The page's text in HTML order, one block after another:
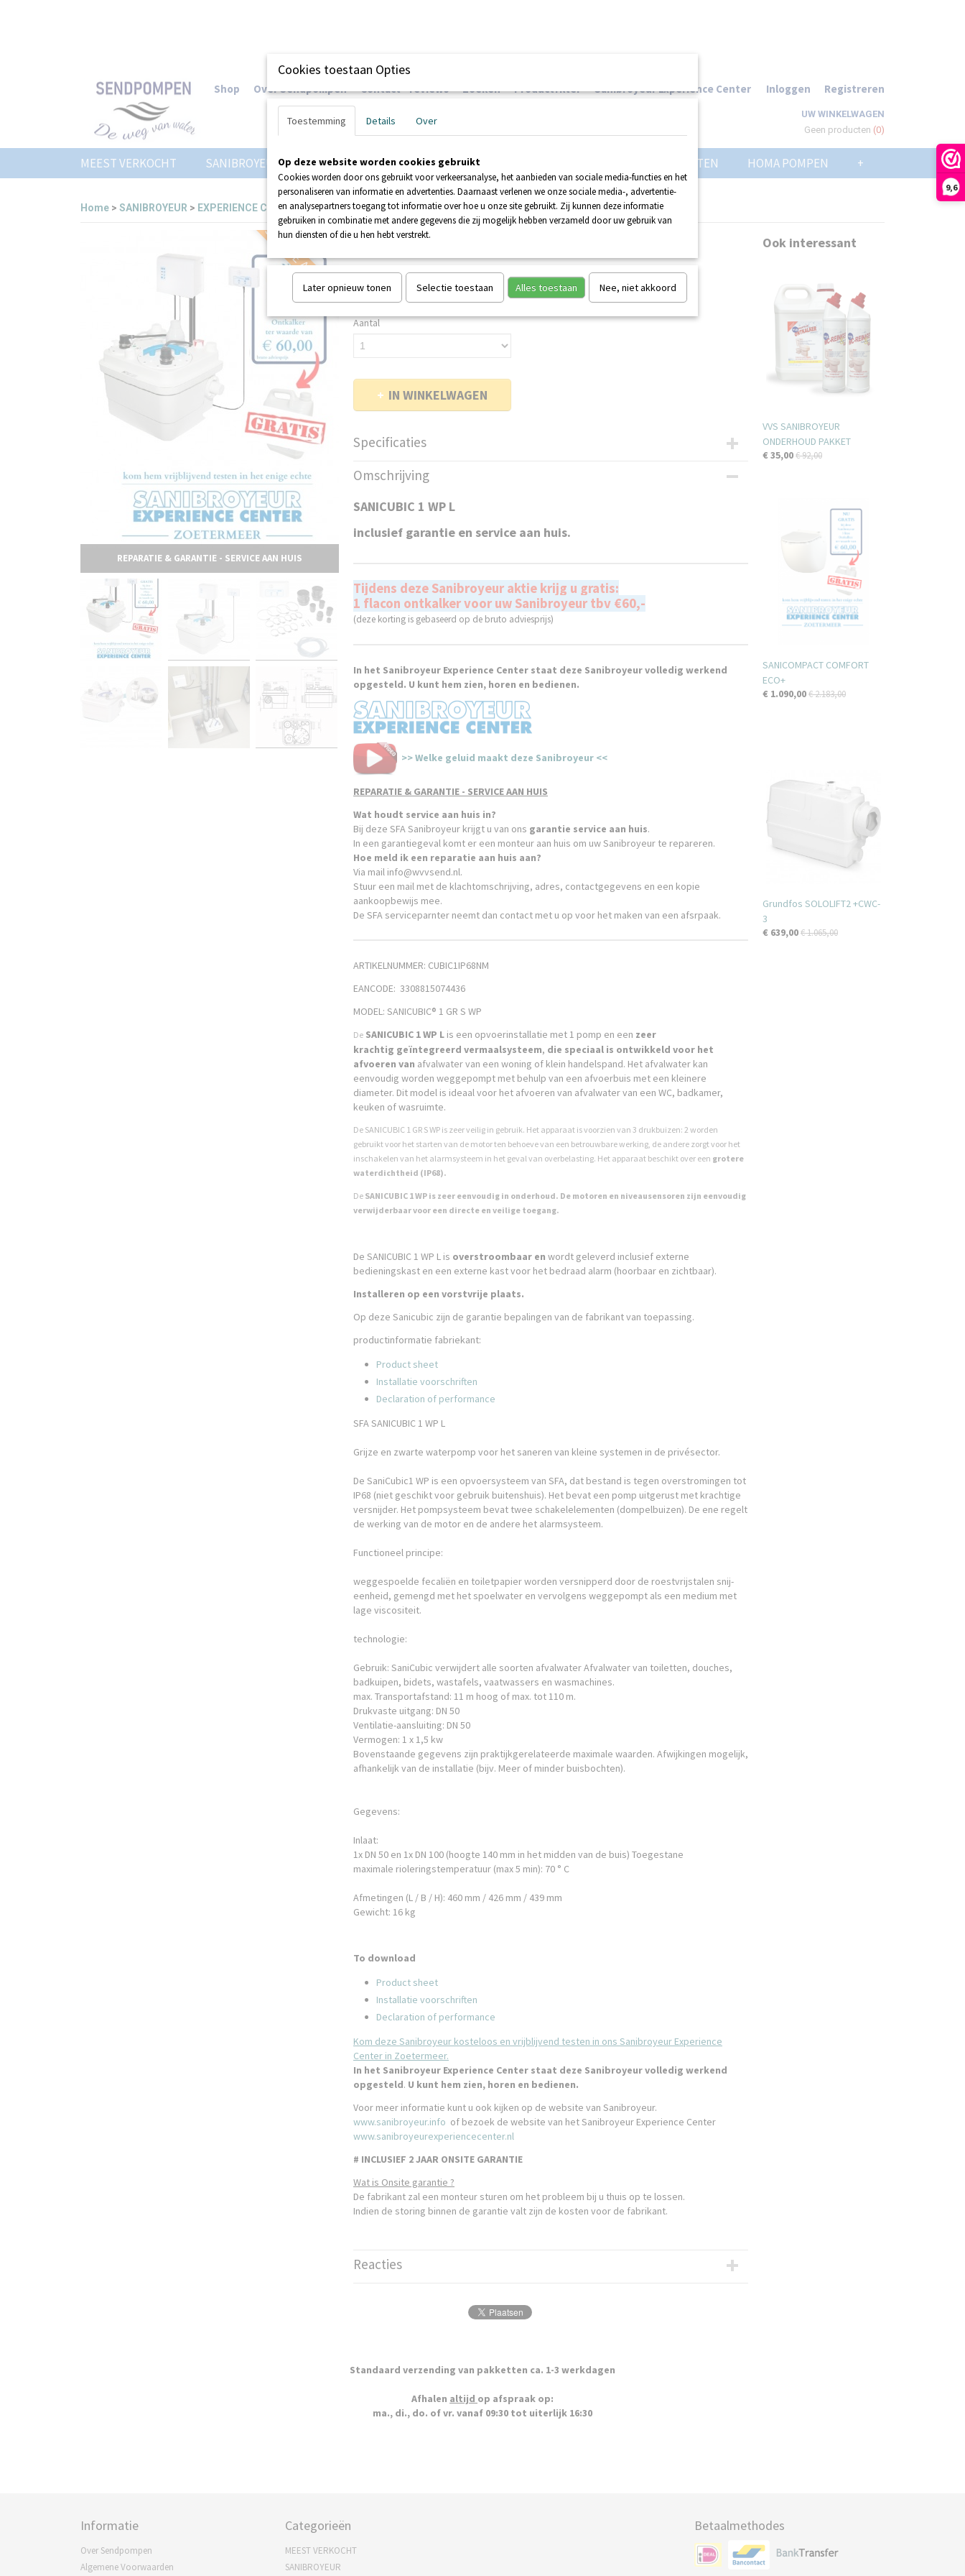
9,6
Shop Over Sendpompen Contact - reviews Zoeken Productfilter Sanibroyeur Experience Center Inloggen Registreren
UW WINKELWAGEN
Geen producten (0)
MEEST VERKOCHT SANIBROYEUR ZEHNDER POMPEN BOOSTERPOMPEN POMPPUTTEN HOMA POMPEN +
Home > SANIBROYEUR > EXPERIENCE CENTER>SANICUBIC 1 WP L
REPARATIE & GARANTIE - SERVICE AAN HUIS
SERVICE AAN HUIS SANICUBIC 1 WP L
€ 1497,50 (inclusief btw 21%)
Levertijd 3-6 werkdagen
Aantal
IN WINKELWAGEN
Specificaties
Productcode
EAN code
Netto gewicht
Omschrijving
SANICUBIC 1 WP L
inclusief garantie en service aan huis.
Tijdens deze Sanibroyeur aktie krijg u gratis:
1 flacon ontkalker voor uw Sanibroyeur tbv €60,-
(deze korting is gebaseerd op de bruto adviesprijs)
In het Sanibroyeur Experience Center staat deze Sanibroyeur volledig werkend
opgesteld. U kunt hem zien, horen en bedienen.
>> Welke geluid maakt deze Sanibroyeur <<
REPARATIE & GARANTIE - SERVICE AAN HUIS
Wat houdt service aan huis in?
Bij deze SFA Sanibroyeur krijgt u van ons garantie service aan huis.
In een garantiegeval komt er een monteur aan huis om uw Sanibroyeur te repareren.
Hoe meld ik een reparatie aan huis aan?
Via mail info@wvvsend.nl.
Stuur een mail met de klachtomschrijving, adres, contactgegevens en een kopie
aankoopbewijs mee.
De SFA serviceparnter neemt dan contact met u op voor het maken van een afsrpaak.
ARTIKELNUMMER: CUBIC1IP68NM
EANCODE: 3308815074436
MODEL: SANICUBIC® 1 GR S WP
De SANICUBIC 1 WP L is een opvoerinstallatie met 1 pomp en een zeer
krachtig geïntegreerd vermaalsysteem, die speciaal is ontwikkeld voor het
afvoeren van afvalwater van een woning of klein handelspand. Het afvalwater kan
eenvoudig worden weggepompt met behulp van een afvoerbuis met een kleinere
diameter. Dit model is ideaal voor het afvoeren van afvalwater van een WC, badkamer,
keuken of wasruimte.
De SANICUBIC 1 GR S WP is zeer veilig in gebruik. Het apparaat is voorzien van 3 drukbuizen: 2 worden
gebruikt voor het starten van de motor ten behoeve van een betrouwbare werking, de andere zorgt voor het
inschakelen van het alarmsysteem in het geval van overbelasting. Het apparaat beschikt over een grotere
waterdichtheid (IP68).
De SANICUBIC 1 WP is zeer eenvoudig in onderhoud. De motoren en niveausensoren zijn eenvoudig
verwijderbaar voor een directe en veilige toegang.
De SANICUBIC 1 WP L is overstroombaar en wordt geleverd inclusief externe
bedieningskast en een externe kast voor het bedraad alarm (hoorbaar en zichtbaar).
Installeren op een vorstvrije plaats.
Op deze Sanicubic zijn de garantie bepalingen van de fabrikant van toepassing.
productinformatie fabriekant:
Product sheet
Installatie voorschriften
Declaration of performance
SFA SANICUBIC 1 WP L
Grijze en zwarte waterpomp voor het saneren van kleine systemen in de privésector.
De SaniCubic1 WP is een opvoersysteem van SFA, dat bestand is tegen overstromingen tot
IP68 (niet geschikt voor gebruik buitenshuis). Het bevat een pomp uitgerust met krachtige
versnijder. Het pompsysteem bevat twee schakelelementen (dompelbuizen). De ene regelt
de werking van de motor en de andere het alarmsysteem.
Functioneel principe:
weggespoelde fecaliën en toiletpapier worden versnipperd door de roestvrijstalen snij-
eenheid, gemengd met het spoelwater en vervolgens weggepompt als een medium met
lage viscositeit.
technologie:
Gebruik: SaniCubic verwijdert alle soorten afvalwater Afvalwater van toiletten, douches,
badkuipen, bidets, wastafels, vaatwassers en wasmachines.
max. Transportafstand: 11 m hoog of max. tot 110 m.
Drukvaste uitgang: DN 50
Ventilatie-aansluiting: DN 50
Vermogen: 1 x 1,5 kw
Bovenstaande gegevens zijn praktijkgerelateerde maximale waarden. Afwijkingen mogelijk,
afhankelijk van de installatie (bijv. Meer of minder buisbochten).
Gegevens:
Inlaat:
1x DN 50 en 1x DN 100 (hoogte 140 mm in het midden van de buis) Toegestane
maximale rioleringstemperatuur (max 5 min): 70 ° C
Afmetingen (L / B / H): 460 mm / 426 mm / 439 mm
Gewicht: 16 kg
To download
Product sheet
Installatie voorschriften
Declaration of performance
Kom deze Sanibroyeur kosteloos en vrijblijvend testen in ons Sanibroyeur Experience
Center in Zoetermeer.
In het Sanibroyeur Experience Center staat deze Sanibroyeur volledig werkend
opgesteld. U kunt hem zien, horen en bedienen.
Voor meer informatie kunt u ook kijken op de website van Sanibroyeur.
www.sanibroyeur.info of bezoek de website van het Sanibroyeur Experience Center
www.sanibroyeurexperiencecenter.nl
# INCLUSIEF 2 JAAR ONSITE GARANTIE
Wat is Onsite garantie ?
De fabrikant zal een monteur sturen om het probleem bij u thuis op te lossen.
Indien de storing binnen de garantie valt zijn de kosten voor de fabrikant.
Reacties
Ook interessant
VVS SANIBROYEUR
ONDERHOUD PAKKET
€ 35,00€ 92,00
SANICOMPACT COMFORT
ECO+
€ 1.090,00€ 2.183,00
Grundfos SOLOLIFT2 +CWC-
3
€ 639,00€ 1.065,00
Standaard verzending van pakketten ca. 1-3 werkdagen
Afhalen altijd op afspraak op:
ma., di., do. of vr. vanaf 09:30 tot uiterlijk 16:30
Informatie
Over Sendpompen
Algemene Voorwaarden
Categorieën
MEEST VERKOCHT
SANIBROYEUR
Betaalmethodes
Cookies toestaan Opties
Toestemming Details Over
Op deze website worden cookies gebruikt
Cookies worden door ons gebruikt voor verkeersanalyse, het aanbieden van sociale media-functies en het
personaliseren van informatie en advertenties. Daarnaast verlenen we onze sociale media-, advertentie-
en analysepartners toegang tot informatie over hoe u onze site gebruikt. Zij kunnen deze informatie
gebruiken in combinatie met andere gegevens die zij mogelijk hebben verzameld door uw gebruik van
hun diensten of die u hen hebt verstrekt.
Later opnieuw tonen Selectie toestaan Alles toestaan Nee, niet akkoord